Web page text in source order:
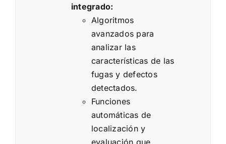
integrado:
Algoritmos
avanzados para
analizar las
características de las
fugas y defectos
detectados.
Funciones
automáticas de
localización y